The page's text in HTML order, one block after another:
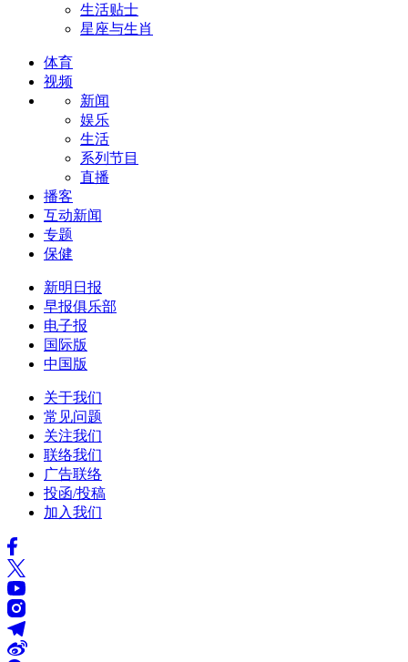
生活贴士
星座与生肖
体育
视频
新闻
娱乐
生活
系列节目
直播
播客
互动新闻
专题
保健
新明日报
早报俱乐部
电子报
国际版
中国版
关于我们
常见问题
关注我们
联络我们
广告联络
投函/投稿
加入我们